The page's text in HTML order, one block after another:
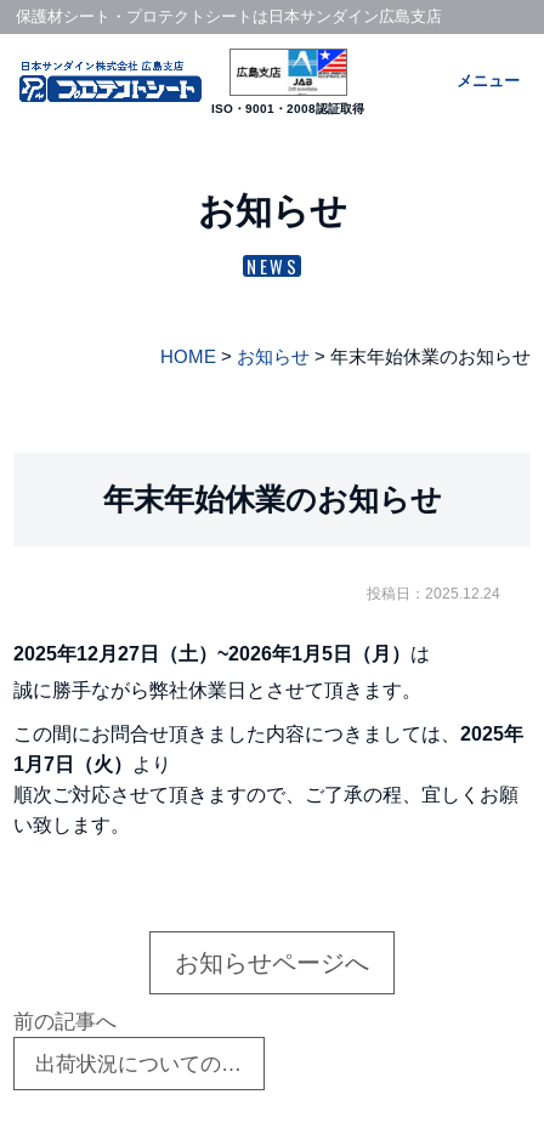
保護材シート・ プロテクトシート は 日本サンダイン広島支店
ISO・9001・2008認証取得
メニュー
お知らせ
NEWS
HOME> お知らせ> 年末年始休業のお知らせ
年末年始休業のお知らせ
投稿日：2025.12.24
2025年12月27日（土）~2026年1月5日（月） は
誠に勝手ながら弊社休業日とさせて頂きます。
この間にお問合せ頂きました内容につきましては、2025年
1月7日（火）
より
順次ご対応させて頂きますので、ご了承の程、宜しくお願
い致します。
お知らせページへ
前の記事へ
出荷状況についてのお知らせ